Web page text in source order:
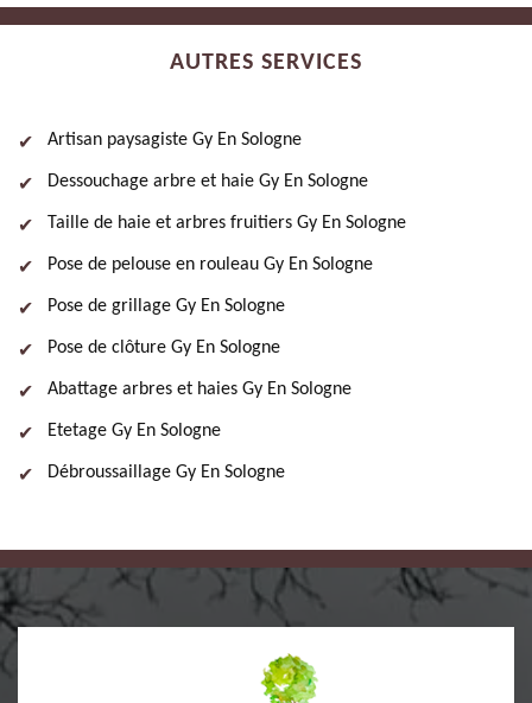
AUTRES SERVICES
Artisan paysagiste Gy En Sologne
Dessouchage arbre et haie Gy En Sologne
Taille de haie et arbres fruitiers Gy En Sologne
Pose de pelouse en rouleau Gy En Sologne
Pose de grillage Gy En Sologne
Pose de clôture Gy En Sologne
Abattage arbres et haies Gy En Sologne
Etetage Gy En Sologne
Débroussaillage Gy En Sologne